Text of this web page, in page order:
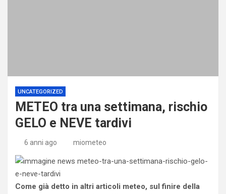
UNCATEGORIZED
METEO tra una settimana, rischio
GELO e NEVE tardivi
6 anni ago miometeo
Come già detto in altri articoli meteo, sul finire della